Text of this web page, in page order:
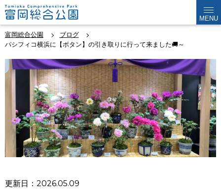
MENU
富岡総合公園
ブログ
パシフィコ横浜に【ボタン】の引き取りに行って来ました🚚～
更新日：2026.05.09